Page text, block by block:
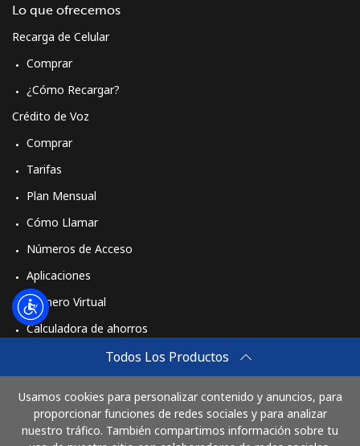
Todos Los Productos
Usamos cookies para personalizar contenido y anuncios, para
proporcionar funciones de redes sociales y para analizar
nuestro tráfico. También compartimos información sobre tu
Lo que ofrecemos
Recarga de Celular
Comprar
¿Cómo Recargar?
Crédito de Voz
Comprar
Tarifas
Plan Mensual
Cómo Llamar
Números de Acceso
Aplicaciones
Número Virtual
Calculadora de ahorros
Comprar
Cómo funciona